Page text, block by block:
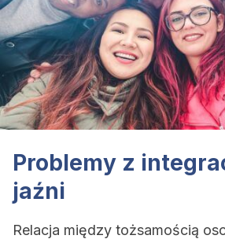
Problemy z
jaźni
Relacja między tożsamością